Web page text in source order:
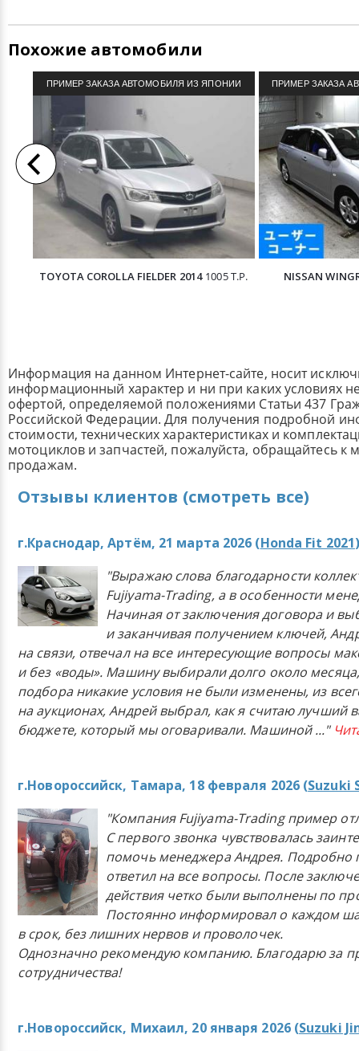
Похожие автомобили
ПРИМЕР ЗАКАЗА АВТОМОБИЛЯ ИЗ ЯПОНИИ
TOYOTA COROLLA FIELDER 2014 1005 Т.Р.
ПРИМЕР ЗАКАЗА
NISSAN
Информация на данном Интернет-сайте, носит
информационный характер и ни при каких условиях
офертой, определяемой положениями Статьи 437
Российской Федерации. Для получения подробной
стоимости, технических характеристиках и
мотоциклов и запчастей, пожалуйста, обращайтесь к
продажам.
Отзывы клиентов (смотреть все)
г.Краснодар, Артём, 21 марта 2026 (Honda Fit 2021
"Выражаю слова благодарности
Fujiyama-Trading, а в особенности
Начиная от заключения договора и
и заканчивая получением ключей,
на связи, отвечал на все интересующие вопросы
и без «воды». Машину выбирали долго около
подбора никакие условия не были изменены, из
на аукционах, Андрей выбрал, как я считаю лучший
бюджете, который мы оговаривали. Машиной..."
г.Новороссийск, Тамара, 18 февраля 2026 (Suzuki
"Компания Fujiyama-Trading пример
С первого звонка чувствовалась
помочь менеджера Андрея. Подробно
ответил на все вопросы. После
действия четко были выполнены по
Постоянно информировал о каждом
в срок, без лишних нервов и проволочек.
Однозначно рекомендую компанию. Благодарю за
сотрудничества!
г.Новороссийск, Михаил, 20 января 2026 (Suzuki